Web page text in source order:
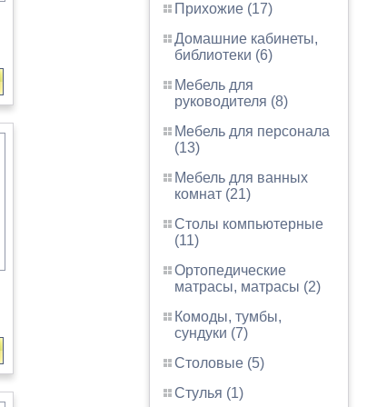
Прихожие (17)
Домашние кабинеты,
библиотеки (6)
Мебель для
руководителя (8)
Мебель для персонала
(13)
Мебель для ванных
комнат (21)
Столы компьютерные
(11)
Ортопедические
матрасы, матрасы (2)
Комоды, тумбы,
сундуки (7)
Столовые (5)
Стулья (1)